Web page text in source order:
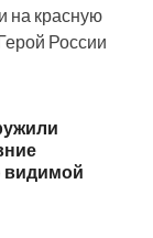
на красную
России
видимой